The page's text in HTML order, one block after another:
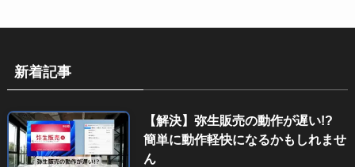
新着記事
【解決】弥生販売の動作が遅い!?
簡単に動作軽快になるかもしれませ
ん